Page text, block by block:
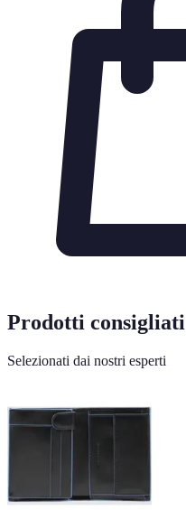
Prodotti consigliati
Selezionati dai nostri esperti